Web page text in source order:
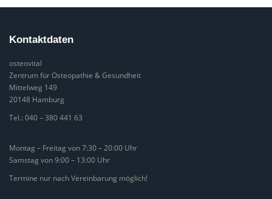
Kontaktdaten
osteovital
Zentrum für Osteopathie & Gesundheit
Mittelweg 149
20148 Hamburg
Tel.: 040 – 380 441 63
Montag – Freitag von 7:30 – 20:00 Uhr
Samstag von 9:00 – 13:00 Uhr
Termine nur nach Vereinbarung möglich!